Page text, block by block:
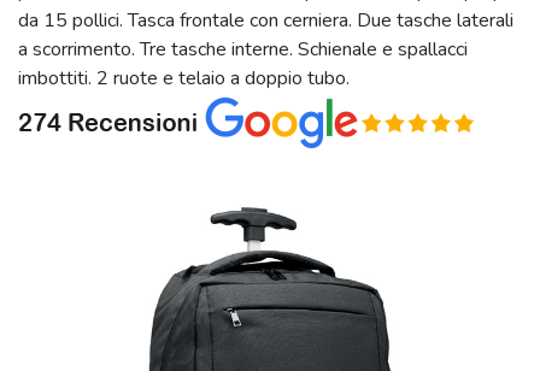
da 15 pollici. Tasca frontale con cerniera. Due tasche laterali
a scorrimento. Tre tasche interne. Schienale e spallacci
imbottiti. 2 ruote e telaio a doppio tubo.